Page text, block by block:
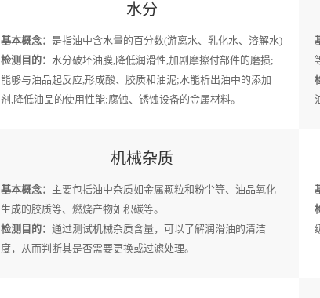
水分
基本概念： 是指油中含水量的百分数(游离水、乳化水、溶解水)
检测目的： 水分破坏油膜,降低润滑性,加剧摩擦付部件的磨损;
能够与油品起反应,形成酸、胶质和油泥;水能析出油中的添加
剂,降低油品的使用性能;腐蚀、锈蚀设备的金属材料。
机械杂质
基本概念： 主要包括油中杂质如金属颗粒和粉尘等、油品氧化
生成的胶质等、燃烧产物如积碳等。
检测目的： 通过测试机械杂质含量，可以了解润滑油的清洁
度，从而判断其是否需要更换或过滤处理。